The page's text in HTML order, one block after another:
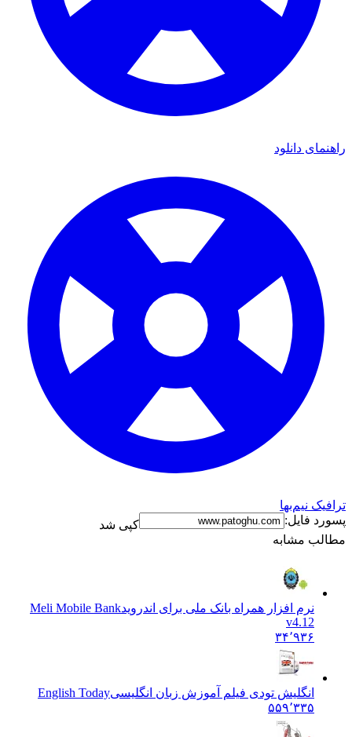
راهنمای دانلود
ترافیک نیم‌بها
پسورد فایل:
کپی شد
مطالب مشابه
نرم افزار همراه بانک ملی برای اندرویدMeli Mobile Bank
v4.12
۳۴٬۹۳۶
انگلیش تودی فیلم آموزش زبان انگليسیEnglish Today
۵۵۹٬۳۳۵